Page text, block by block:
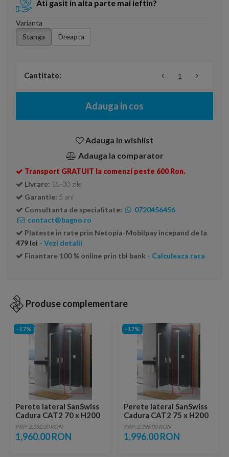
Ati gasit in alta parte mai ieftin?
Varianta
Stanga
Dreapta
Cantitate:
Adauga in cos
Adauga in wishlist
Adauga la comparator
Transport GRATUIT la comenzi peste 600 Ron.
Livrare: 15-30 zile
Garantie: 5 ani
Consultanta de specialitate:
0720456456
contact@bagno.ro
Plateste in rate prin Netopia-Mobilpay incepand de la
479 lei - Vezi detalii
Finantare 100 % online prin tbi bank - Calculeaza rata
Produse complementare
-17%
Perete lateral SanSwiss
Cadura CAT2 70 x H200
cm
PRP: 2,352.00 RON
1,960.00 RON
-17%
Perete lateral SanSwiss
Cadura CAT2 75 x H200
cm
PRP: 2,395.00 RON
1,996.00 RON